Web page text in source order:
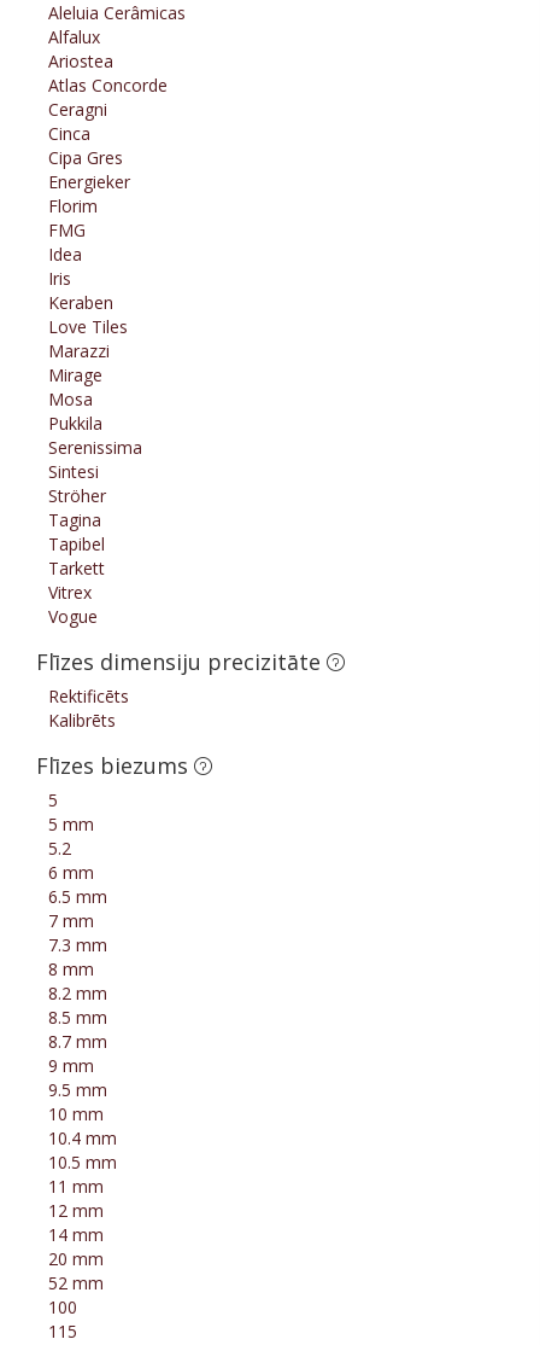
Aleluia Cerâmicas
Alfalux
Ariostea
Atlas Concorde
Ceragni
Cinca
Cipa Gres
Energieker
Florim
FMG
Idea
Iris
Keraben
Love Tiles
Marazzi
Mirage
Mosa
Pukkila
Serenissima
Sintesi
Ströher
Tagina
Tapibel
Tarkett
Vitrex
Vogue
Flīzes dimensiju precizitāte
Rektificēts
Kalibrēts
Flīzes biezums
5
5 mm
5.2
6 mm
6.5 mm
7 mm
7.3 mm
8 mm
8.2 mm
8.5 mm
8.7 mm
9 mm
9.5 mm
10 mm
10.4 mm
10.5 mm
11 mm
12 mm
14 mm
20 mm
52 mm
100
115